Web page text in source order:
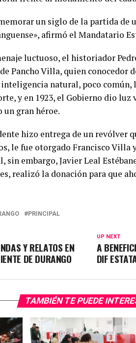
un siglo de la partida de
afirmó el Mandatario
luctuoso, el historiador
Pancho Villa, quien conocedor
natural, poco
y en 1923, el Gobierno dio luz
un gran héroe.
hizo entrega de un revólver
le fue otorgado Francisco Villa
sin embargo, Javier Leal
realizó la donación para que
PRINCIPAL
UP NEXT
A
DIF
Y RELATOS EN
DE DURANGO
TAMBIÉN TE PUEDE